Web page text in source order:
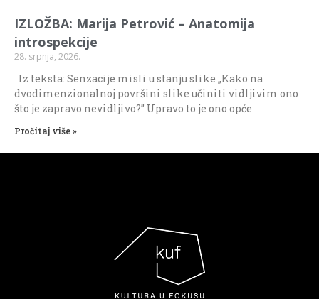
IZLOŽBA: Marija Petrović – Anatomija
introspekcije
28. srpnja, 2026.
Iz teksta: Senzacije misli u stanju slike „Kako na
dvodimenzionalnoj površini slike učiniti vidljivim ono
što je zapravo nevidljivo?” Upravo to je ono opće
Pročitaj više »